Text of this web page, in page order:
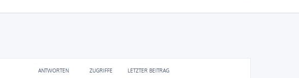
ANTWORTEN ZUGRIFFE LETZTER BEITRAG